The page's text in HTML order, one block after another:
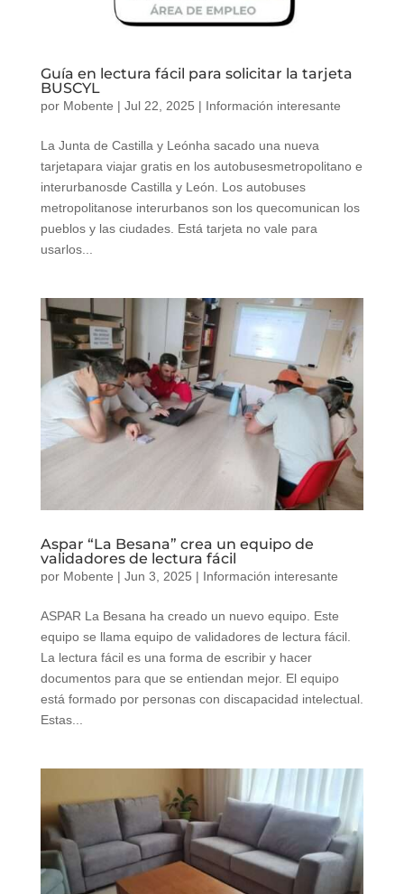
Guía en lectura fácil para solicitar la tarjeta
BUSCYL
por Mobente | Jul 22, 2025 | Información interesante
La Junta de Castilla y Leónha sacado una nueva
tarjetapara viajar gratis en los autobusesmetropolitano e
interurbanosde Castilla y León. Los autobuses
metropolitanose interurbanos son los quecomunican los
pueblos y las ciudades. Está tarjeta no vale para
usarlos...
Aspar “La Besana” crea un equipo de
validadores de lectura fácil
por Mobente | Jun 3, 2025 | Información interesante
ASPAR La Besana ha creado un nuevo equipo. Este
equipo se llama equipo de validadores de lectura fácil.
La lectura fácil es una forma de escribir y hacer
documentos para que se entiendan mejor. El equipo
está formado por personas con discapacidad intelectual.
Estas...